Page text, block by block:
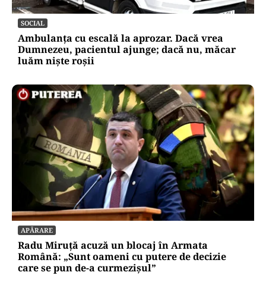
SOCIAL
Ambulanța cu escală la aprozar. Dacă vrea
Dumnezeu, pacientul ajunge; dacă nu, măcar
luăm niște roșii
APĂRARE
Radu Miruță acuză un blocaj în Armata
Română: „Sunt oameni cu putere de decizie
care se pun de-a curmezișul”